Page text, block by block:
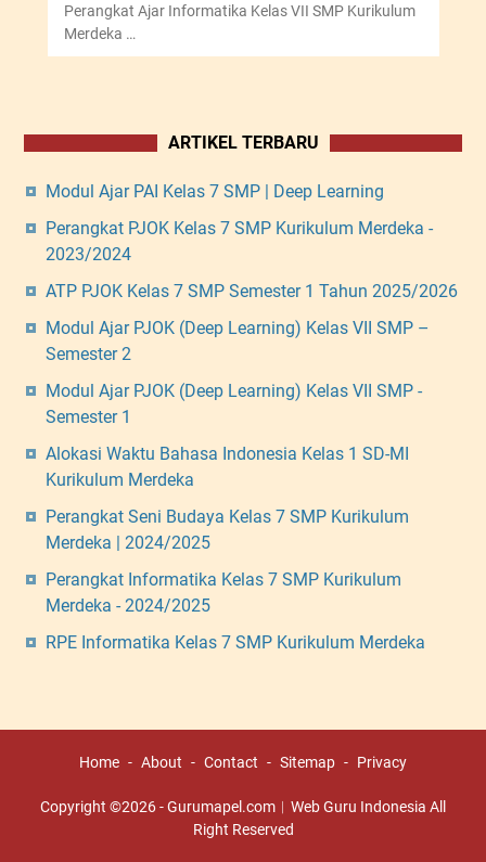
Perangkat Ajar Informatika Kelas VII SMP Kurikulum
Merdeka …
ARTIKEL TERBARU
Modul Ajar PAI Kelas 7 SMP | Deep Learning
Perangkat PJOK Kelas 7 SMP Kurikulum Merdeka -
2023/2024
ATP PJOK Kelas 7 SMP Semester 1 Tahun 2025/2026
Modul Ajar PJOK (Deep Learning) Kelas VII SMP –
Semester 2
Modul Ajar PJOK (Deep Learning) Kelas VII SMP -
Semester 1
Alokasi Waktu Bahasa Indonesia Kelas 1 SD-MI
Kurikulum Merdeka
Perangkat Seni Budaya Kelas 7 SMP Kurikulum
Merdeka | 2024/2025
Perangkat Informatika Kelas 7 SMP Kurikulum
Merdeka - 2024/2025
RPE Informatika Kelas 7 SMP Kurikulum Merdeka
Home About Contact Sitemap Privacy
Copyright ©2026-Gurumapel.com︱Web Guru Indonesia All
Right Reserved